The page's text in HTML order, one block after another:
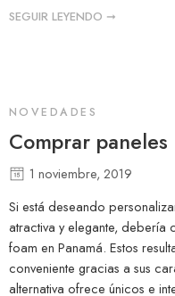
SEGUIR LEYENDO ➞
NOVEDADES
Comprar
1 noviembre, 2019
Si está deseando
atractiva y elegante,
foam en Panamá. Estos
conveniente gracias a sus
alternativa ofrece únicos e